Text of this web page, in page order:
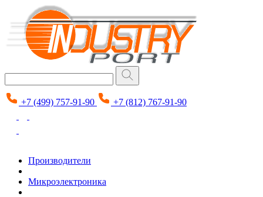
+7 (499) 757-91-90 +7 (812) 767-91-90
Производители
Микроэлектроника